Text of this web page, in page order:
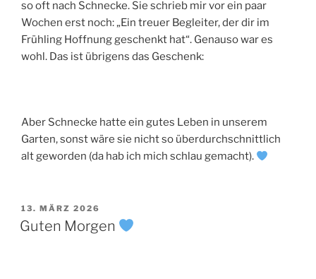
so oft nach Schnecke. Sie schrieb mir vor ein paar
Wochen erst noch: „Ein treuer Begleiter, der dir im
Frühling Hoffnung geschenkt hat“. Genauso war es
wohl. Das ist übrigens das Geschenk:
Aber Schnecke hatte ein gutes Leben in unserem
Garten, sonst wäre sie nicht so überdurchschnittlich
alt geworden (da hab ich mich schlau gemacht).
VERÖFFENTLICHT
AM
13. MÄRZ 2026
Guten Morgen